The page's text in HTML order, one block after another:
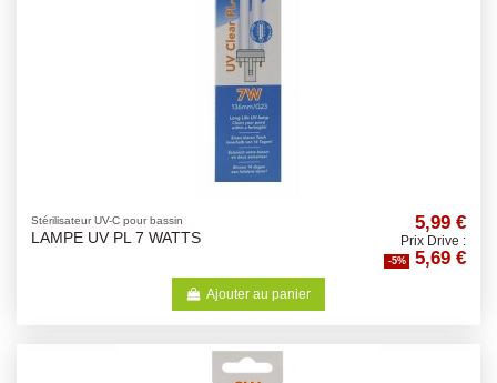
Stérilisateur UV-C pour bassin
LAMPE UV PL 7 WATTS
5,99 €
Prix Drive :
-5% 5,69 €
Ajouter au panier